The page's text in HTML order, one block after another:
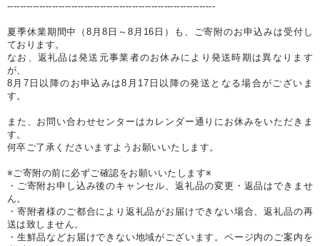
-----------------------------------------------------------------
夏季休業期間中（8月8日～8月16日）も、ご寄附のお申込みは受付し
ております。
なお、返礼品は発送元事業者のお休みにより発送時期は異なります
が、
8月7日以降のお申込みは8月17日以降の発送となる場合がございま
す。
また、お問い合わせセンターはカレンダー通りにお休みをいただきま
す。
何卒ご了承くださいますようお願いいたします。
※ご寄附の前に必ずご確認をお願いいたします※
・ご寄附お申し込み後のキャンセル、返礼品の変更・返品はできませ
ん。
・寄附者様のご都合により返礼品がお届けできない場合、返礼品の再
送は致しません。
・生鮮品などお届けできない地域がございます。ページ内のご案内を